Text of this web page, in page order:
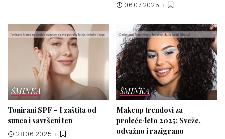
06.07.2025.
ŠMINKA
Tonirani SPF – I zaštita od
sunca i savršeni ten
28.06.2025.
ŠMINKA
Makeup trendovi za
proleće/leto 2025: Sveže,
odvažno i razigrano